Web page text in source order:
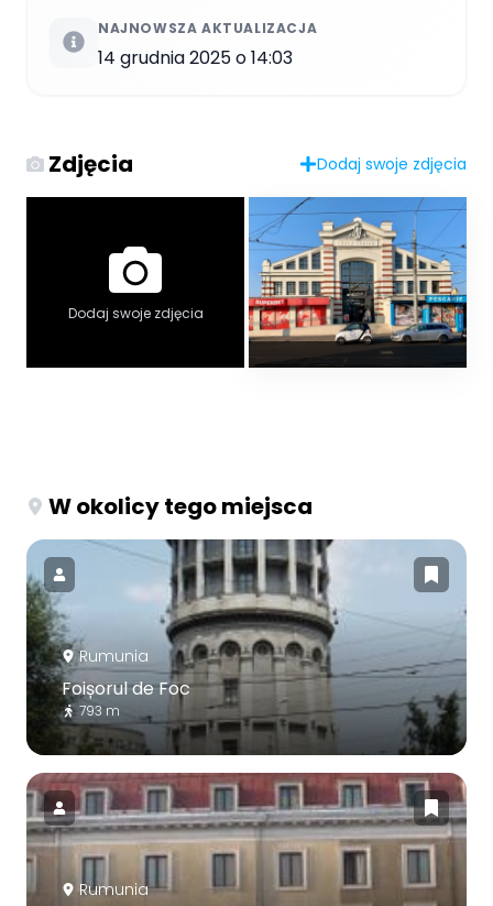
NAJNOWSZA AKTUALIZACJA
14 grudnia 2025 o 14:03
Zdjęcia Dodaj swoje zdjęcia
Dodaj swoje zdjęcia
W okolicy tego miejsca
Rumunia
Foișorul de Foc
793 m
Rumunia